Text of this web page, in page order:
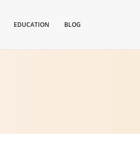
EDUCATION BLOG